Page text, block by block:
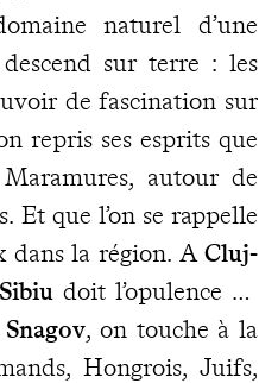
naturel d’une
sur terre : les
de fascination sur
repris ses esprits que
autour de
Et que l’on se rappelle
dans la région. A Cluj-
Sibiu doit l’opulence de
Snagov, on touche à la
Hongrois, Juifs,